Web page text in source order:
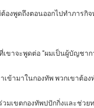
งพูดถึงตอนออกไปทำภาร
าจะพูดต่อ “ผมเป็นผู้บัญชา
เข้ามาในกองทัพ พวกเขาต้
มเขตกองทัพปปักกิ่งและช่